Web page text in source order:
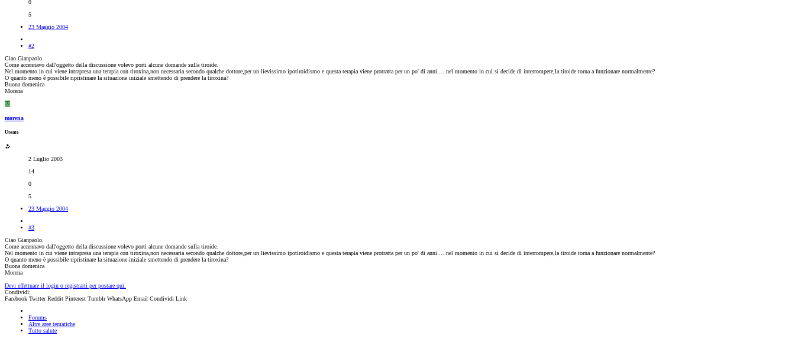
0
5
23 Maggio 2004
#2
Ciao Gianpaolo.
Come accennavo dall'oggetto della discussione volevo porti alcune domande sulla tiroide.
Nel momento in cui viene intrapresa una terapia con tiroxina,non necessaria secondo qualche dottore,per un lievissimo ipotiroidismo e questa terapia viene protratta per un po' di anni.....nel momento in cui si decide di interrompere,la tiroide torna a funzionare normalmente?
O quanto meno è possibile ripristinare la situazione iniziale smettendo di prendere la tiroxina?
Buona domenica
Morena
M
morena
Utente
2 Luglio 2003
14
0
5
23 Maggio 2004
#3
Ciao Gianpaolo.
Come accennavo dall'oggetto della discussione volevo porti alcune domande sulla tiroide.
Nel momento in cui viene intrapresa una terapia con tiroxina,non necessaria secondo qualche dottore,per un lievissimo ipotiroidismo e questa terapia viene protratta per un po' di anni.....nel momento in cui si decide di interrompere,la tiroide torna a funzionare normalmente?
O quanto meno è possibile ripristinare la situazione iniziale smettendo di prendere la tiroxina?
Buona domenica
Morena
Devi effettuare il login o registrarti per postare qui.
Condividi:
Facebook Twitter Reddit Pinterest Tumblr WhatsApp Email Condividi Link
Forums
Altre aree tematiche
Tutto salute